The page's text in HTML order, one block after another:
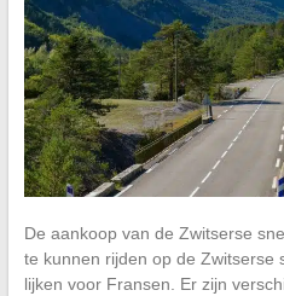
De aankoop van de Zwitserse
te kunnen rijden op de Zwitserse
lijken voor Fransen. Er zijn